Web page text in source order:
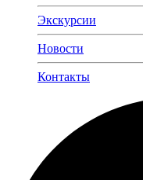
Экскурсии
Новости
Контакты